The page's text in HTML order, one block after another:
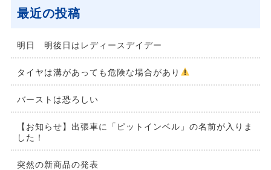
最近の投稿
明日 明後日はレディースデイデー
タイヤは溝があっても危険な場合があり
バーストは恐ろしい
【お知らせ】出張車に「ピットインベル」の名前が入りま
した！
突然の新商品の発表